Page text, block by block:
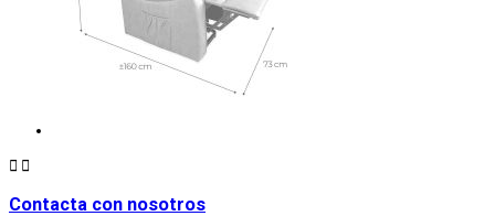
 
Contacta con nosotros